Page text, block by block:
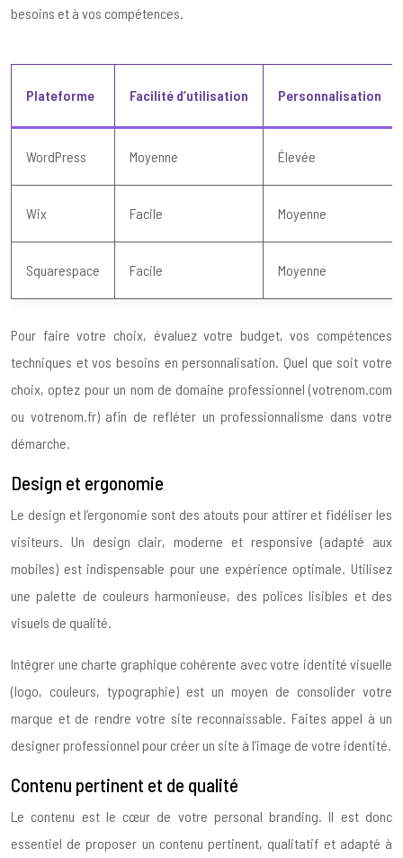
besoins et à vos compétences.
Plateforme Facilité d’utilisation Personnalisation
WordPress Moyenne Élevée
Wix Facile Moyenne
Squarespace Facile Moyenne
Pour faire votre choix, évaluez votre budget, vos compétences
techniques et vos besoins en personnalisation. Quel que soit votre
choix, optez pour un nom de domaine professionnel (votrenom.com
ou votrenom.fr) afin de refléter un professionnalisme dans votre
démarche.
Design et ergonomie
Le design et l’ergonomie sont des atouts pour attirer et fidéliser les
visiteurs. Un design clair, moderne et responsive (adapté aux
mobiles) est indispensable pour une expérience optimale. Utilisez
une palette de couleurs harmonieuse, des polices lisibles et des
visuels de qualité.
Intégrer une charte graphique cohérente avec votre identité visuelle
(logo, couleurs, typographie) est un moyen de consolider votre
marque et de rendre votre site reconnaissable. Faites appel à un
designer professionnel pour créer un site à l’image de votre identité.
Contenu pertinent et de qualité
Le contenu est le cœur de votre personal branding. Il est donc
essentiel de proposer un contenu pertinent, qualitatif et adapté à